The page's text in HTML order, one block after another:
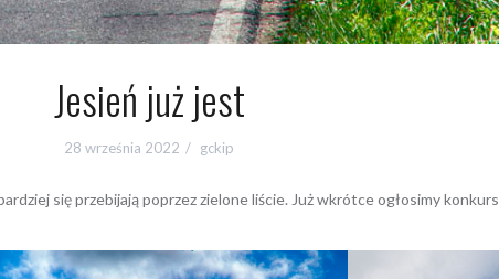
Jesień już jest
28 września 2022 gckip
się przebijają poprzez zielone liście. Już wkrótce ogłosimy konkurs